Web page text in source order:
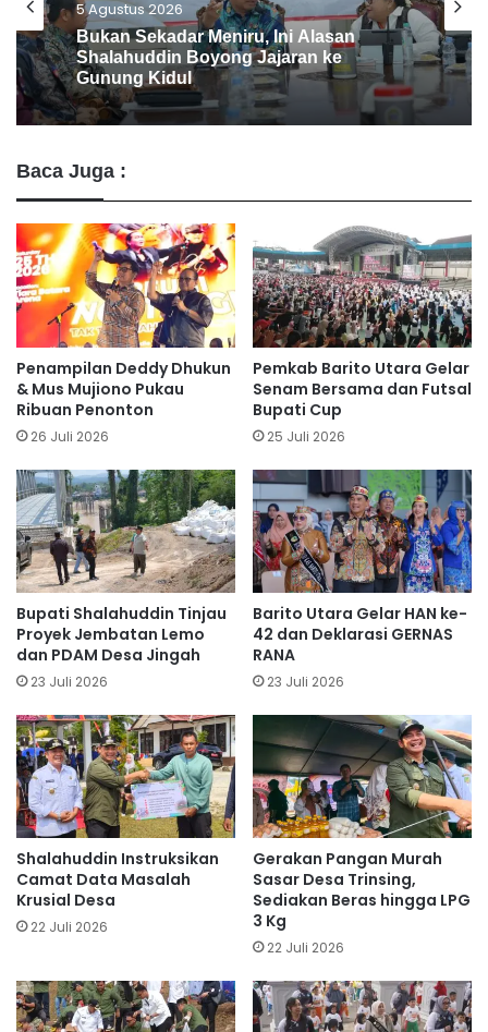
4 Agustus 2026
Pemkab Barito Utara Kaji Tiru Tata
Kelola Pemerintahan ke DIY
Baca Juga :
Penampilan Deddy Dhukun
& Mus Mujiono Pukau
Ribuan Penonton
26 Juli 2026
Pemkab Barito Utara Gelar
Senam Bersama dan Futsal
Bupati Cup
25 Juli 2026
Bupati Shalahuddin Tinjau
Proyek Jembatan Lemo
dan PDAM Desa Jingah
23 Juli 2026
Barito Utara Gelar HAN ke-
42 dan Deklarasi GERNAS
RANA
23 Juli 2026
Shalahuddin Instruksikan
Camat Data Masalah
Krusial Desa
22 Juli 2026
Gerakan Pangan Murah
Sasar Desa Trinsing,
Sediakan Beras hingga LPG
3 Kg
22 Juli 2026